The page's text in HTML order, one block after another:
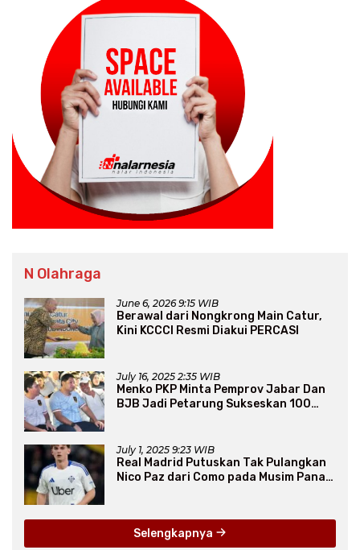
N Olahraga
June 6, 2026 9:15 WIB
Berawal dari Nongkrong Main Catur,
Kini KCCCI Resmi Diakui PERCASI
July 16, 2025 2:35 WIB
Menko PKP Minta Pemprov Jabar Dan
BJB Jadi Petarung Sukseskan 100
July 1, 2025 9:23 WIB
Real Madrid Putuskan Tak Pulangkan
Nico Paz dari Como pada Musim Panas
Selengkapnya